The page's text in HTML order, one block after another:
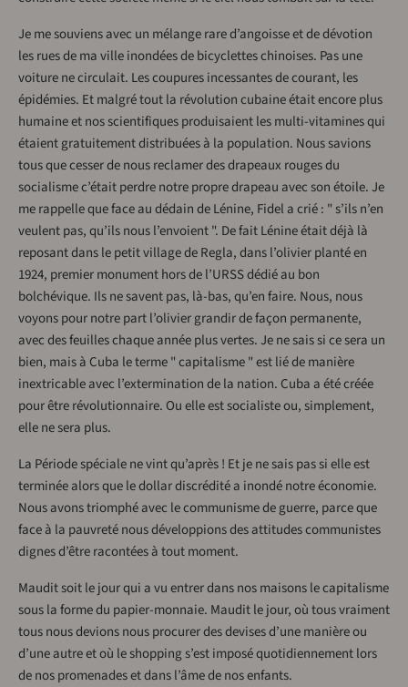
Je me souviens avec un mélange rare d’angoisse et de dévotion
les rues de ma ville inondées de bicyclettes chinoises. Pas une
voiture ne circulait. Les coupures incessantes de courant, les
épidémies. Et malgré tout la révolution cubaine était encore plus
humaine et nos scientifiques produisaient les multi-vitamines qui
étaient gratuitement distribuées à la population. Nous savions
tous que cesser de nous reclamer des drapeaux rouges du
socialisme c’était perdre notre propre drapeau avec son étoile. Je
me rappelle que face au dédain de Lénine, Fidel a crié : " s’ils n’en
veulent pas, qu’ils nous l’envoient ". De fait Lénine était déjà là
reposant dans le petit village de Regla, dans l’olivier planté en
1924, premier monument hors de l’URSS dédié au bon
bolchévique. Ils ne savent pas, là-bas, qu’en faire. Nous, nous
voyons pour notre part l’olivier grandir de façon permanente,
avec des feuilles chaque année plus vertes. Je ne sais si ce sera un
bien, mais à Cuba le terme " capitalisme " est lié de manière
inextricable avec l’extermination de la nation. Cuba a été créée
pour être révolutionnaire. Ou elle est socialiste ou, simplement,
elle ne sera plus.
La Période spéciale ne vint qu’après ! Et je ne sais pas si elle est
terminée alors que le dollar discrédité a inondé notre économie.
Nous avons triomphé avec le communisme de guerre, parce que
face à la pauvreté nous développions des attitudes communistes
dignes d’être racontées à tout moment.
Maudit soit le jour qui a vu entrer dans nos maisons le capitalisme
sous la forme du papier-monnaie. Maudit le jour, où tous vraiment
tous nous devions nous procurer des devises d’une manière ou
d’une autre et où le shopping s’est imposé quotidiennement lors
de nos promenades et dans l’âme de nos enfants.